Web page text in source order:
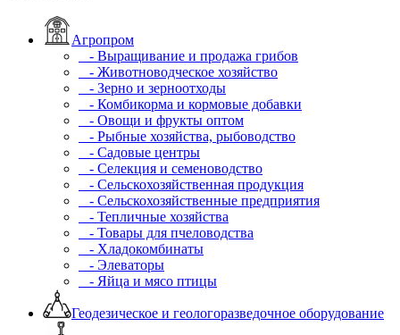
Агропром
- Выращивание и продажа грибов
- Животноводческое хозяйство
- Зерно и зерноотходы
- Комбикорма и кормовые добавки
- Овощи и фрукты оптом
- Рыбные хозяйства, рыбоводство
- Садовые центры
- Селекция и семеноводство
- Сельскохозяйственная продукция
- Сельскохозяйственные предприятия
- Тепличные хозяйства
- Товары для пчеловодства
- Хладокомбинаты
- Элеваторы
- Яйца и мясо птицы
Геодезическое и геологоразведочное оборудование